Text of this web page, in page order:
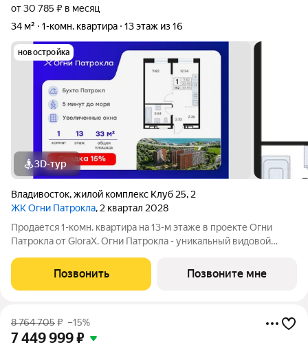
от 30 785 ₽ в месяц
34 м²
1-комн. квартира 13 этаж из 16
новостройка
3D-тур
Владивосток,жилой комплекс Клуб 25, 2
ЖК Огни Патрокла, 2 квартал 2028
Продается 1-комн. квартира на 13-м этаже в проекте Огни
Патрокла от GloraX. Огни Патрокла - уникальный видовой
Владивостока. Общая площадь лота составляет 33,95 кв. м, из
которых 11,82 кв. м
Позвонить Позвоните мне
8 764 705₽ –15%
7 449 999₽